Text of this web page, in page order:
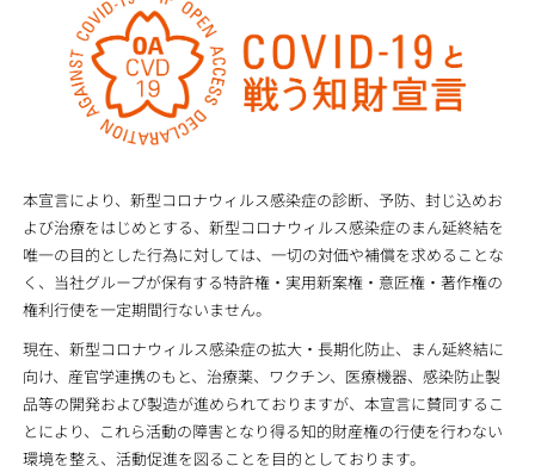
本宣言により、新型コロナウィルス感染症の診断、予防、封じ込めお
よび治療をはじめとする、新型コロナウィルス感染症のまん延終結を
唯一の目的とした行為に対しては、一切の対価や補償を求めることな
く、当社グループが保有する特許権・実用新案権・意匠権・著作権の
権利行使を一定期間行ないません。
現在、新型コロナウィルス感染症の拡大・長期化防止、まん延終結に
向け、産官学連携のもと、治療薬、ワクチン、医療機器、感染防止製
品等の開発および製造が進められておりますが、本宣言に賛同するこ
とにより、これら活動の障害となり得る知的財産権の行使を行わない
環境を整え、活動促進を図ることを目的としております。